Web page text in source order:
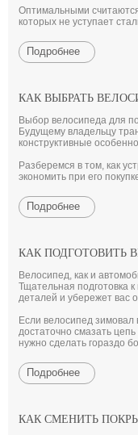
Оптимальными
которых не уступает
Подробнее
КАК ВЫБРАТЬ
Выбор велосипеда для
Будущему владельцу
конструктивные
Разберемся в том, как
экономить при его
Подробнее
КАК ПОДГОТОВИТЬ
Велосипед, как и
Тщательная подготовка
деталей и убережет вас
Если велосипед
достаточно смазать
нужно сделать гораздо
Подробнее
КАК СМЕНИТЬ